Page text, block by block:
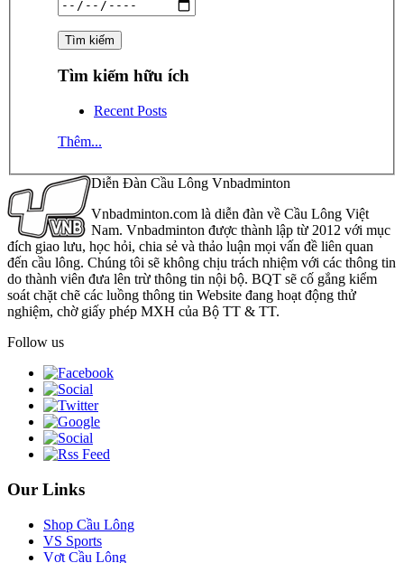
Tìm kiếm hữu ích
Recent Posts
Thêm...
Diễn Đàn Cầu Lông Vnbadminton
Vnbadminton.com là diễn đàn về Cầu Lông Việt
Nam. Vnbadminton được thành lập từ 2012 với mục
đích giao lưu, học hỏi, chia sẻ và thảo luận mọi vấn đề liên quan
đến cầu lông. Chúng tôi sẽ không chịu trách nhiệm với các thông tin
do thành viên đưa lên trừ thông tin nội bộ. BQT sẽ cố gắng kiểm
soát chặt chẽ các luồng thông tin Website đang hoạt động thử
nghiệm, chờ giấy phép MXH của Bộ TT & TT.
Follow us
Our Links
Shop Cầu Lông
VS Sports
Vợt Cầu Lông